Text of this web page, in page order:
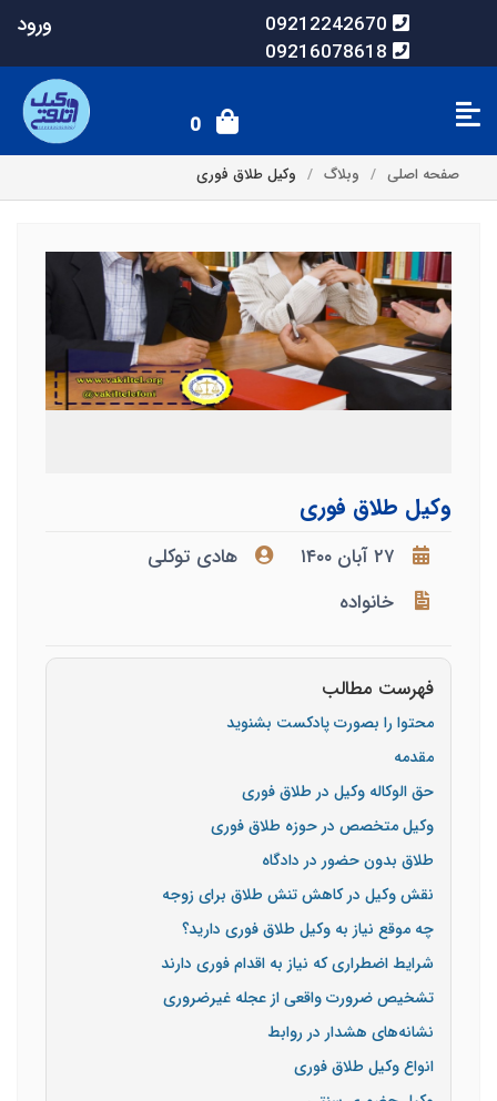
09212242670
09216078618
ورود
0
صفحه اصلی وبلاگ وکیل طلاق فوری
وکیل طلاق فوری
۲۷ آبان ۱۴۰۰
هادی توکلی
خانواده
فهرست مطالب
محتوا را بصورت پادکست بشنوید
مقدمه
حق الوکاله وکیل در طلاق فوری
وکیل متخصص در حوزه طلاق فوری
طلاق بدون حضور در دادگاه
نقش وکیل در کاهش تنش طلاق برای زوجه
چه موقع نیاز به وکیل طلاق فوری دارید؟
شرایط اضطراری که نیاز به اقدام فوری دارند
تشخیص ضرورت واقعی از عجله غیرضروری
نشانه‌های هشدار در روابط
انواع وکیل طلاق فوری